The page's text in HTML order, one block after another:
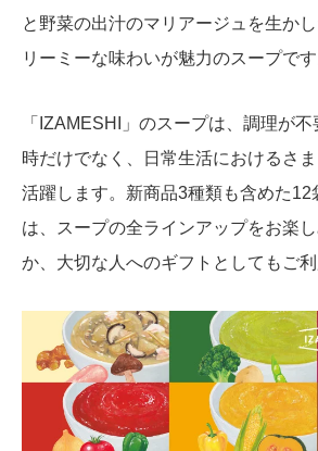
と野菜の出汁のマリアージュを生か
リーミーな味わいが魅力のスープです
「IZAMESHI」のスープは、調理が
時だけでなく、日常生活におけるさま
活躍します。新商品3種類も含めた12
は、スープの全ラインアップをお楽
か、大切な人へのギフトとしてもご利